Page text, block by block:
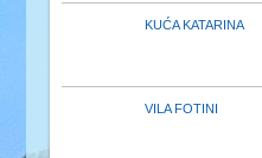
KUĆA KATARINA
VILA FOTINI